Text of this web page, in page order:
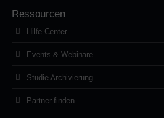
Ressourcen
Hilfe-Center
Events & Webinare
Studie Archivierung
Partner finden